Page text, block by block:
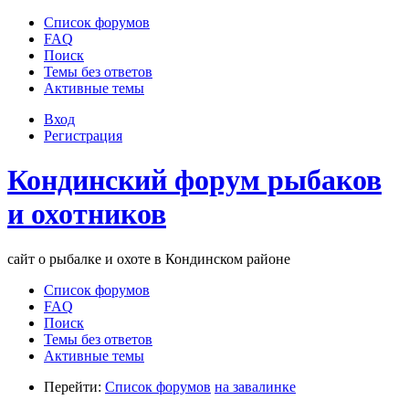
Список форумов
FAQ
Поиск
Темы без ответов
Активные темы
Вход
Регистрация
Кондинский форум рыбаков
и охотников
сайт о рыбалке и охоте в Кондинском районе
Список форумов
FAQ
Поиск
Темы без ответов
Активные темы
Перейти: Список форумов на завалинке